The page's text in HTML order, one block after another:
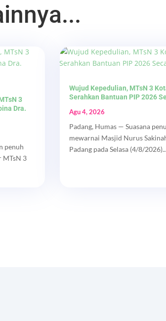
3
Dra.
penuh
MTsN 3
Wujud Kepedulian, MTsN 3
Serahkan Bantuan PIP 2026
Agu 4, 2026
Padang, Humas — Suasana
mewarnai Masjid Nurus
Padang pada Selasa (4/8/